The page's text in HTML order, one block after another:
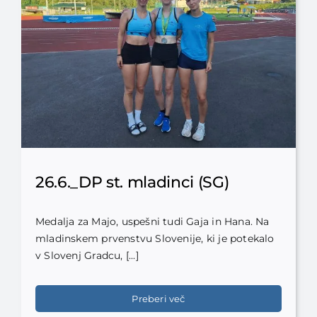
26.6._DP st. mladinci (SG)
Medalja za Majo, uspešni tudi Gaja in Hana. Na
mladinskem prvenstvu Slovenije, ki je potekalo
v Slovenj Gradcu, [...]
Preberi več